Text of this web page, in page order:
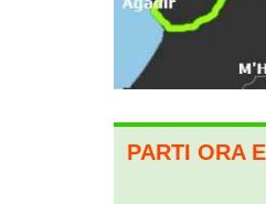
PARTI ORA